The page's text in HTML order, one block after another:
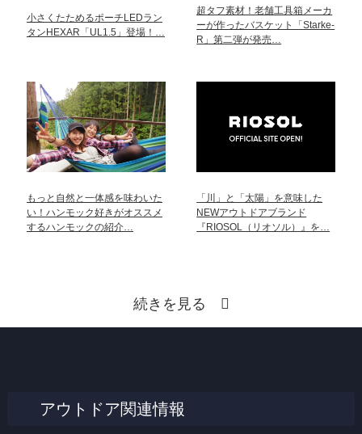
小さくたためるポーチLEDラン
タンHEXAR「UL1.5」登場！…
超タフ素材！老舗工具箱メーカ
ーが作ったバスケット「Starke-
R」第二弾が発売…
もっと自然と一体感を味わいた
い！ハンモック好きがオススメ
するハンモックの紹介…
「川」と「太陽」を意味した
NEWアウトドアブランド
『RIOSOL（リオソル）』を…
続きを見る
アウトドア関連情報